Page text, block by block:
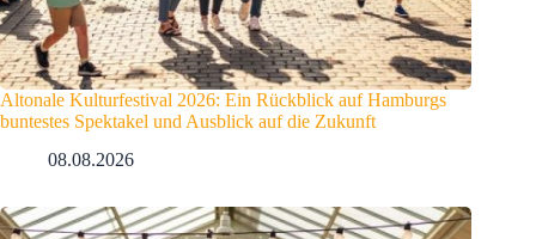
Altonale Kulturfestival 2026: Ein Rückblick auf Hamburgs
buntestes Spektakel und Ausblick auf die Zukunft
08.08.2026